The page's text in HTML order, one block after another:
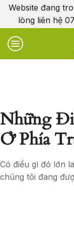
Website đang
lòng liên hệ
Những
Ở Phía
Có điều gì đó lớn
chúng tôi đang